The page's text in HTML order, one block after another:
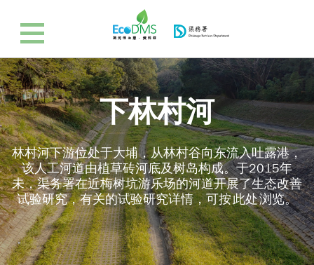
下林村河
林村河下游位处于大埔，从林村谷向东流入吐露港，
该人工河道由植草砖河底及树岛构成。于2015年
未，渠务署在近梅树坑游乐场的河道开展了生态改善
试验研究，有关的试验研究详情，可按此处浏览。